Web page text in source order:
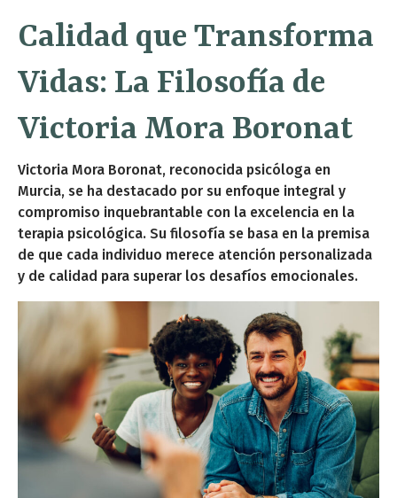
Calidad que Transforma
Vidas: La Filosofía de
Victoria Mora Boronat
Victoria Mora Boronat, reconocida psicóloga en
Murcia, se ha destacado por su enfoque integral y
compromiso inquebrantable con la excelencia en la
terapia psicológica. Su filosofía se basa en la premisa
de que cada individuo merece atención personalizada
y de calidad para superar los desafíos emocionales.